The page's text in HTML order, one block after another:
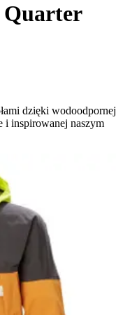
Quarter
dzięki wodoodpornej
i inspirowanej naszym